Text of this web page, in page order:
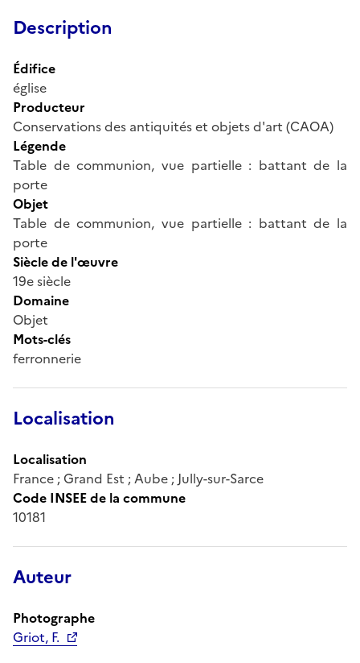
Description
Édifice
église
Producteur
Conservations des antiquités et objets d'art (CAOA)
Légende
Table de communion, vue partielle : battant de la
porte
Objet
Table de communion, vue partielle : battant de la
porte
Siècle de l'œuvre
19e siècle
Domaine
Objet
Mots-clés
ferronnerie
Localisation
Localisation
France ; Grand Est ; Aube ; Jully-sur-Sarce
Code INSEE de la commune
10181
Auteur
Photographe
Griot, F.